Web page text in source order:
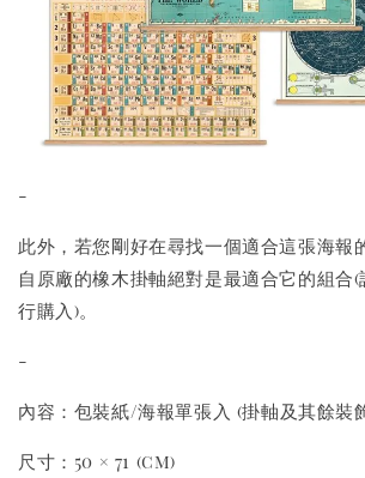
-
此外，若您剛好在尋找一個適合這張海報
自原廠的橡木掛軸絕對是最適合它的組合
行購入)。
-
內容：包裝紙/海報單張入 (掛軸及其餘裝
尺寸：50 × 71 (cm)